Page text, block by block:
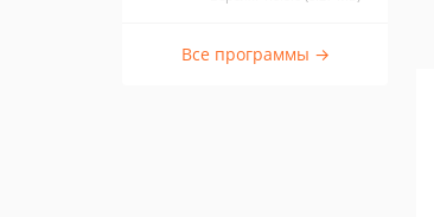
Все программы →